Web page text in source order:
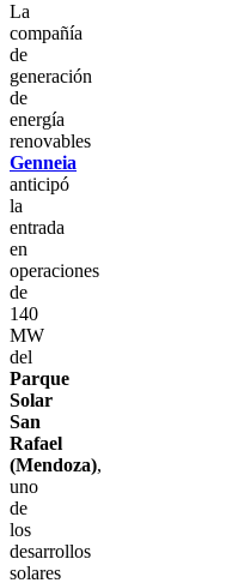
La
compañía
de
generación
de
energía
renovables
Genneia
anticipó
la
entrada
en
operaciones
de
140
MW
del
Parque
Solar
San
Rafael
(Mendoza),
uno
de
los
desarrollos
solares